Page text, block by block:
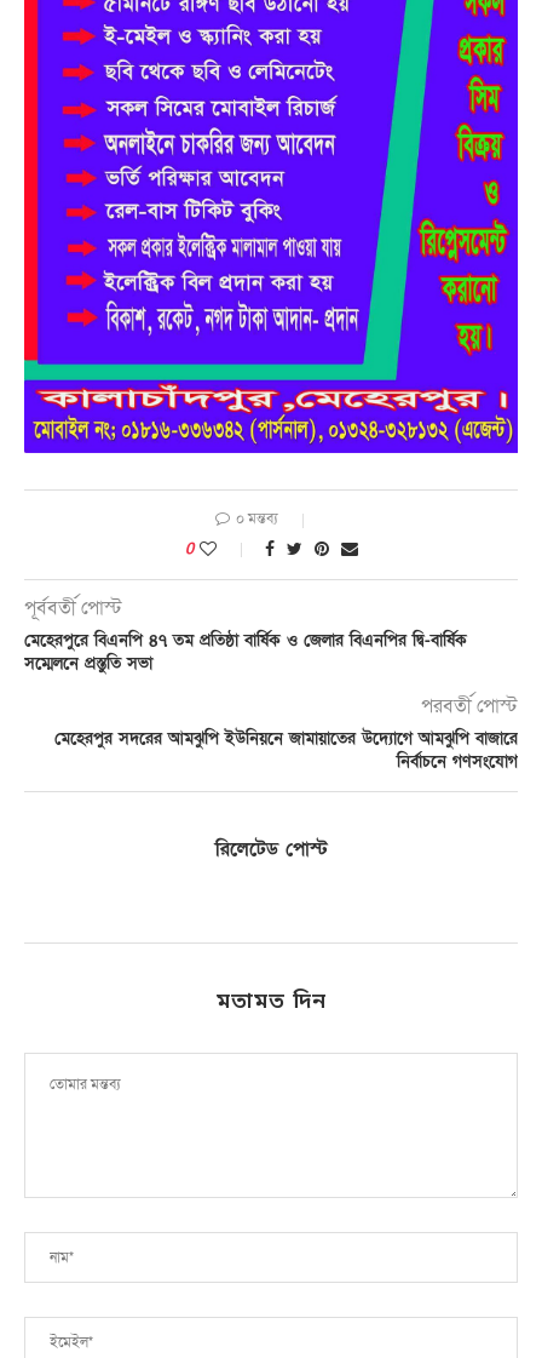
০ মন্তব্য
0
পূর্ববর্তী পোস্ট
মেহেরপুরে বিএনপি ৪৭ তম প্রতিষ্ঠা বার্ষিক ও জেলার বিএনপির দ্বি-বা‌র্ষিক
সম্মেলনে প্রস্তুতি সভা
পরবর্তী পোস্ট
মেহেরপুর সদরের আমঝুপি ইউনিয়নে জামায়াতের উদ্যোগে আমঝুপি বাজারে
নির্বাচনে গণসংযোগ
রিলেটেড পোস্ট
মতামত দিন